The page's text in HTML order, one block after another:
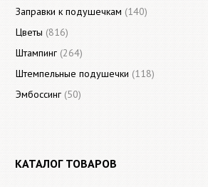
Заправки к подушечкам (140)
Цветы (816)
Штампинг (264)
Штемпельные подушечки (118)
Эмбоссинг (50)
КАТАЛОГ ТОВАРОВ